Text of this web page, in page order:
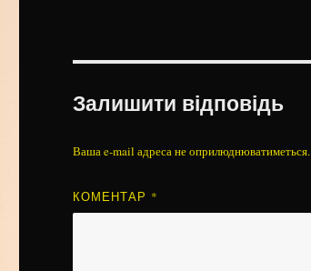
Залишити відповідь
Ваша e-mail адреса не оприлюднюватиметься.
КОМЕНТАР *